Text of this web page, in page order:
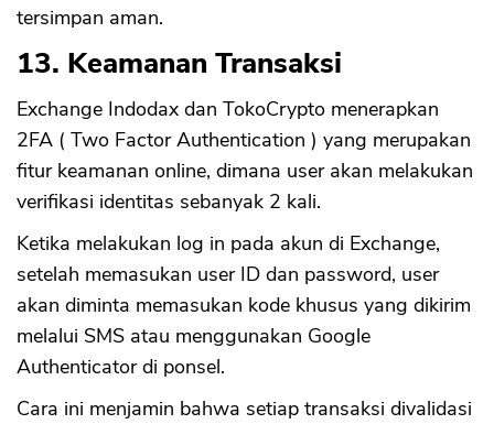
tersimpan aman.
13. Keamanan Transaksi
Exchange Indodax dan TokoCrypto menerapkan
2FA ( Two Factor Authentication ) yang merupakan
fitur keamanan online, dimana user akan melakukan
verifikasi identitas sebanyak 2 kali.
Ketika melakukan log in pada akun di Exchange,
setelah memasukan user ID dan password, user
akan diminta memasukan kode khusus yang dikirim
melalui SMS atau menggunakan Google
Authenticator di ponsel.
Cara ini menjamin bahwa setiap transaksi divalidasi